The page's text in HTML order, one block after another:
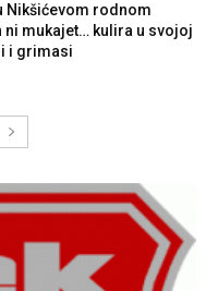
Nikšićevom rodnom
ni mukajet… kulira u svojoj
i grimasi